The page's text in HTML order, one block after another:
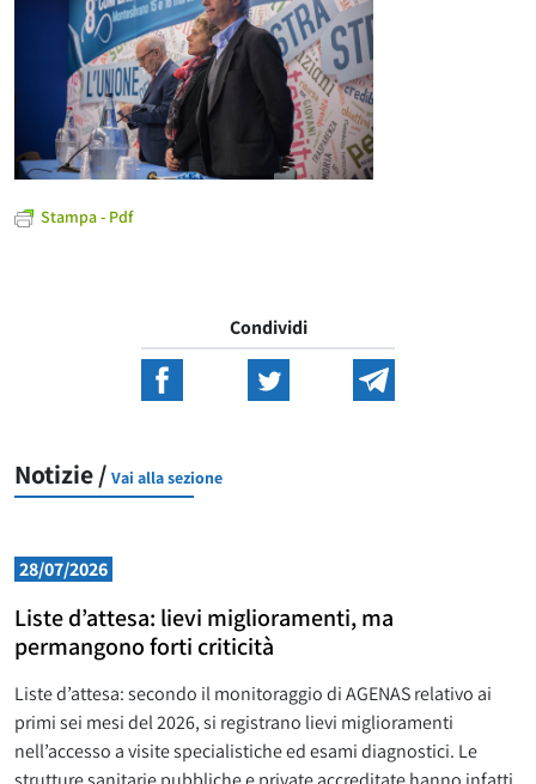
Stampa - Pdf
Condividi
Notizie / Vai alla sezione
28/07/2026
Liste d’attesa: lievi miglioramenti, ma
permangono forti criticità
Liste d’attesa: secondo il monitoraggio di AGENAS relativo ai
primi sei mesi del 2026, si registrano lievi miglioramenti
nell’accesso a visite specialistiche ed esami diagnostici. Le